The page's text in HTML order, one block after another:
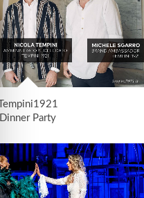
Tempini1921
Dinner Party